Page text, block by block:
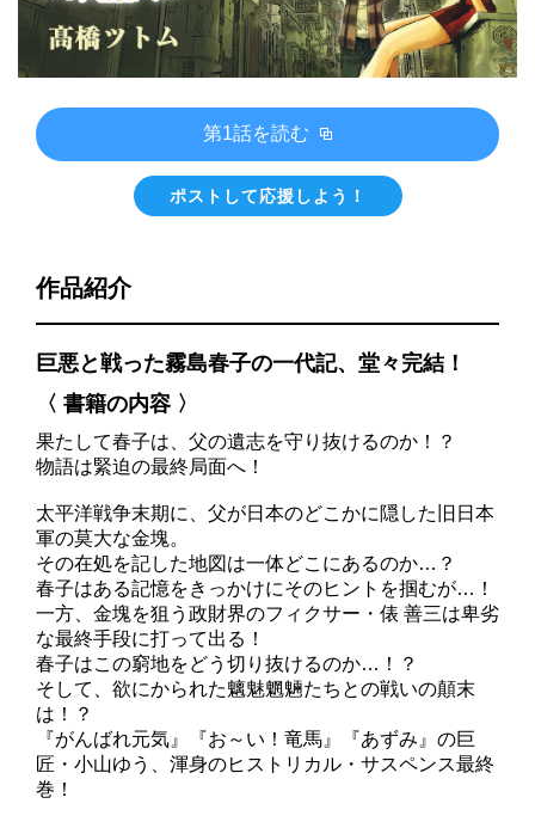
第1話を読む
ポストして応援しよう！
作品紹介
巨悪と戦った霧島春子の一代記、堂々完結！
〈 書籍の内容 〉
果たして春子は、父の遺志を守り抜けるのか！？
物語は緊迫の最終局面へ！
太平洋戦争末期に、父が日本のどこかに隠した旧日本
軍の莫大な金塊。
その在処を記した地図は一体どこにあるのか…？
春子はある記憶をきっかけにそのヒントを掴むが…！
一方、金塊を狙う政財界のフィクサー・俵 善三は卑劣
な最終手段に打って出る！
春子はこの窮地をどう切り抜けるのか…！？
そして、欲にかられた魑魅魍魎たちとの戦いの顛末
は！？
『がんばれ元気』『お～い！竜馬』『あずみ』の巨
匠・小山ゆう、渾身のヒストリカル・サスペンス最終
巻！